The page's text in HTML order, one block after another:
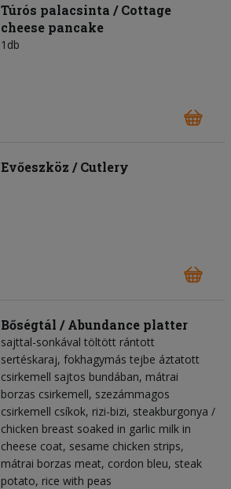
Túrós palacsinta / Cottage
cheese pancake
1db
Evőeszköz / Cutlery
Bőségtál / Abundance platter
sajttal-sonkával töltött rántott
sertéskaraj, fokhagymás tejbe áztatott
csirkemell sajtos bundában, mátrai
borzas csirkemell, szezámmagos
csirkemell csíkok, rizi-bizi, steakburgonya /
chicken breast soaked in garlic milk in
cheese coat, sesame chicken strips,
mátrai borzas meat, cordon bleu, steak
potato, rice with peas